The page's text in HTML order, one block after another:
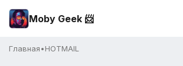
Moby Geek 📨
Главная•HOTMAIL